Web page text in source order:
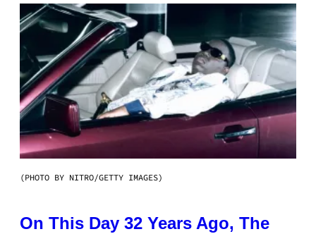
(PHOTO BY NITRO/GETTY IMAGES)
On This Day 32 Years Ago, The